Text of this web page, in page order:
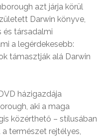
azt járja körül
Darwin könyve,
és társadalmi
a legérdekesebb:
támasztják alá Darwin
házigazdája
aki a maga
közérthető – stílusában
természet rejtélyes,